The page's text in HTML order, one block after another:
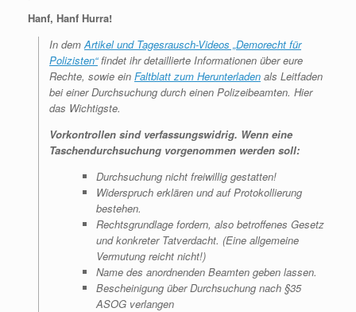
Hanf, Hanf Hurra!
In dem Artikel und Tagesrausch-Videos „Demorecht für
Polizisten“findet ihr detaillierte Informationen über eure
Rechte, sowie ein Faltblatt zum Herunterladen als Leitfaden
bei einer Durchsuchung durch einen Polizeibeamten. Hier
das Wichtigste.
Vorkontrollen sind verfassungswidrig. Wenn eine
Taschendurchsuchung vorgenommen werden soll:
Durchsuchung nicht freiwillig gestatten!
Widerspruch erklären und auf Protokollierung
bestehen.
Rechtsgrundlage fordern, also betroffenes Gesetz
und konkreter Tatverdacht. (Eine allgemeine
Vermutung reicht nicht!)
Name des anordnenden Beamten geben lassen.
Bescheinigung über Durchsuchung nach §35
ASOG verlangen